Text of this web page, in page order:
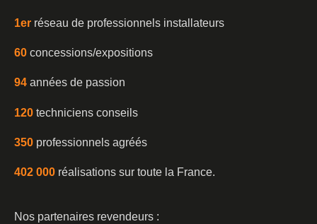
1er réseau de professionnels installateurs
60 concessions/expositions
94 années de passion
120 techniciens conseils
350 professionnels agréés
402 000 réalisations sur toute la France.
Nos partenaires revendeurs :